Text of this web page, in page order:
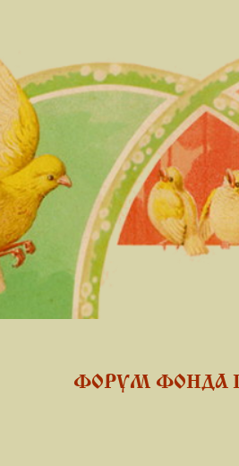
ФОРУМ ФОНДА